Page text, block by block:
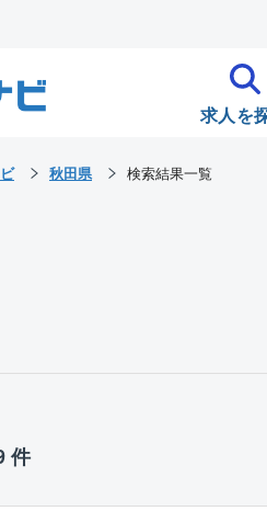
求人を
件
秋田県 検索結果一覧